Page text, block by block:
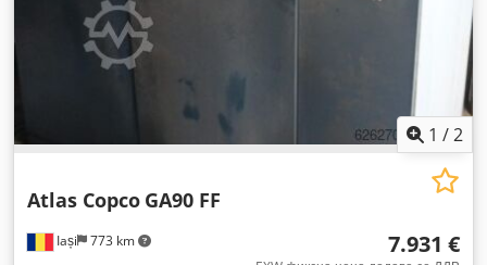
1 /2
Iași 773 km
Atlas Copco GA90 FF
7.931 €